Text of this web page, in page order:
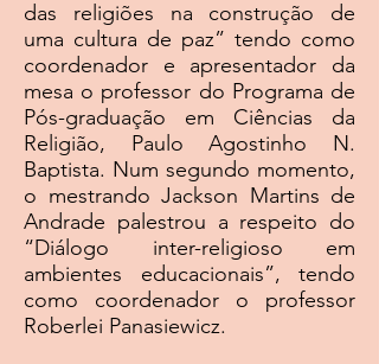
das religiões na construção de
uma cultura de paz” tendo como
coordenador e apresentador da
mesa o professor do Programa de
Pós-graduação em Ciências da
Religião, Paulo Agostinho N.
Baptista. Num segundo momento,
o mestrando Jackson Martins de
Andrade palestrou a respeito do
“Diálogo inter-religioso em
ambientes educacionais”, tendo
como coordenador o professor
Roberlei Panasiewicz.